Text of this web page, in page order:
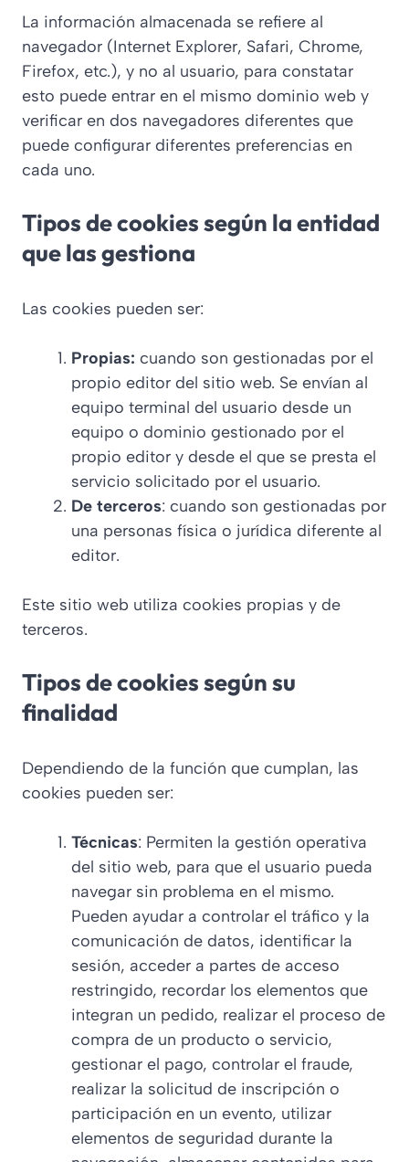
La información almacenada se refiere al
navegador (Internet Explorer, Safari, Chrome,
Firefox, etc.), y no al usuario, para constatar
esto puede entrar en el mismo dominio web y
verificar en dos navegadores diferentes que
puede configurar diferentes preferencias en
cada uno.
Tipos de cookies según la entidad
que las gestiona
Las cookies pueden ser:
Propias: cuando son gestionadas por el
propio editor del sitio web. Se envían al
equipo terminal del usuario desde un
equipo o dominio gestionado por el
propio editor y desde el que se presta el
servicio solicitado por el usuario.
De terceros: cuando son gestionadas por
una personas física o jurídica diferente al
editor.
Este sitio web utiliza cookies propias y de
terceros.
Tipos de cookies según su
finalidad
Dependiendo de la función que cumplan, las
cookies pueden ser:
Técnicas: Permiten la gestión operativa
del sitio web, para que el usuario pueda
navegar sin problema en el mismo.
Pueden ayudar a controlar el tráfico y la
comunicación de datos, identificar la
sesión, acceder a partes de acceso
restringido, recordar los elementos que
integran un pedido, realizar el proceso de
compra de un producto o servicio,
gestionar el pago, controlar el fraude,
realizar la solicitud de inscripción o
participación en un evento, utilizar
elementos de seguridad durante la